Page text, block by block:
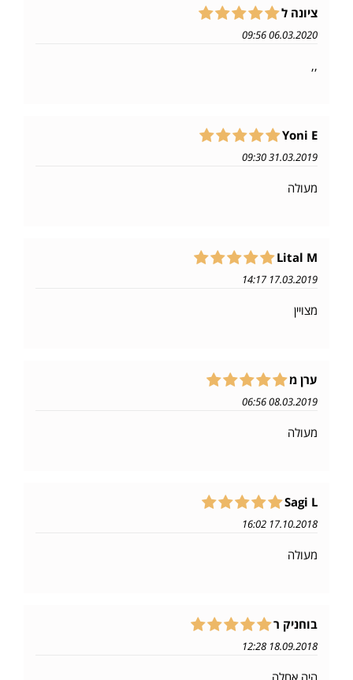
ציונה ל
06.03.2020 09:56
,,
Yoni E
31.03.2019 09:30
מעולה
Lital M
17.03.2019 14:17
מצויין
ערן מ
08.03.2019 06:56
מעולה
Sagi L
17.10.2018 16:02
מעולה
בוחניק ר
18.09.2018 12:28